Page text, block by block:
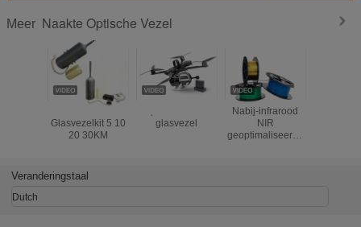
Meer Naakte Optische Vezel
Glasvezelkit 5 10
20 30KM
glasvezel
Nabij-infrarood
NIR
geoptimaliseerde
Veranderingstaal
Dutch